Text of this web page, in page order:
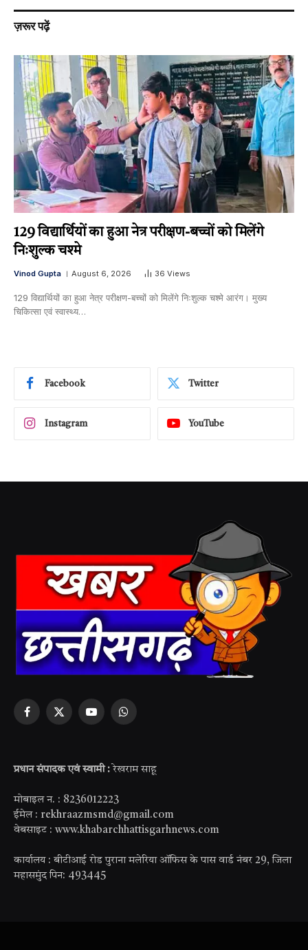
ज़रूर पढ़ें
129 विद्यार्थियों का हुआ नेत्र परीक्षण-बच्चों को मिलेंगे
निःशुल्क चश्मे
Vinod Gupta August 6, 2026 36 Views
129 विद्यार्थियों का हुआ नेत्र परीक्षण-बच्चों को मिलेंगे निःशुल्क चश्मे आरंग। मुख्य
चिकित्सा एवं स्वास्थ्य…
Facebook Twitter
Instagram YouTube
Facebook
X
YouTubeWhatsApp
प्रधान संपादक एवं स्वामी : रेखराम साहू
मोबाइल न. : 8236012223
ईमेल : rekhraazmsmd@gmail.com
वेबसाइट : www.khabarchhattisgarhnews.com
कार्यालय : बीटीआई रोड पुराना मलेरिया ऑफिस के पास वार्ड नंबर 29, जिला
महासमुंद पिन: 493445